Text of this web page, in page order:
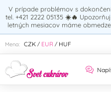
V prípade problémov s
tel. +421 2222 05135 ☀️🔥
letných mesiacov máme
Mena: CZK / EUR / HUF
Zadajte hľadaný výraz: